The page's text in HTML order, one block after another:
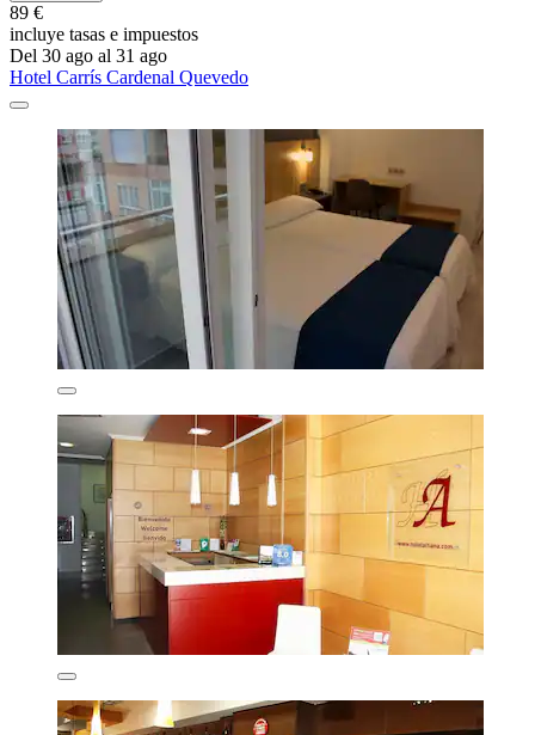
89 €
incluye tasas e impuestos
Del 30 ago al 31 ago
Hotel Carrís Cardenal Quevedo